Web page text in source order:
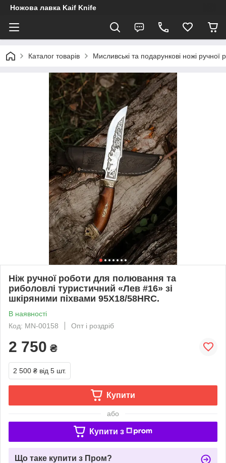
Ножова лавка Kaif Knife
Каталог товарів Мисливські та подарункові ножі ручної
Ніж ручної роботи для полювання та
риболовлі туристичний «Лев #16» зі
шкіряними піхвами 95Х18/58HRC.
В наявності
Код: MN-00158
Опт і роздріб
2 750 ₴
2 500 ₴ від 5 шт.
Купити
або
Купити з
Що таке купити з Пром?